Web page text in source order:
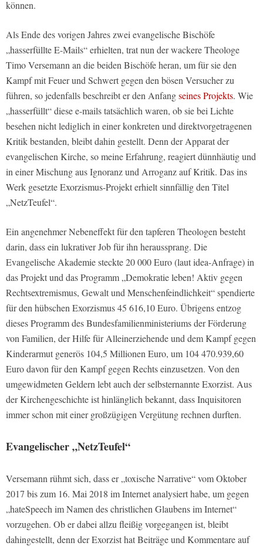
können.
Als Ende des vorigen Jahres zwei evangelische Bischöfe
„hasserfüllte E-Mails“ erhielten, trat nun der wackere Theologe
Timo Versemann an die beiden Bischöfe heran, um für sie den
Kampf mit Feuer und Schwert gegen den bösen Versucher zu
führen, so jedenfalls beschreibt er den Anfangseines Projekts. Wie
„hasserfüllt“ diese e-mails tatsächlich waren, ob sie bei Lichte
besehen nicht lediglich in einer konkreten und direktvorgetragenen
Kritik bestanden, bleibt dahin gestellt. Denn der Apparat der
evangelischen Kirche, so meine Erfahrung, reagiert dünnhäutig und
in einer Mischung aus Ignoranz und Arroganz auf Kritik. Das ins
Werk gesetzte Exorzismus-Projekt erhielt sinnfällig den Titel
„NetzTeufel“.
Ein angenehmer Nebeneffekt für den tapferen Theologen besteht
darin, dass ein lukrativer Job für ihn heraussprang. Die
Evangelische Akademie steckte 20 000 Euro (laut idea-Anfrage) in
das Projekt und das Programm „Demokratie leben! Aktiv gegen
Rechtsextremismus, Gewalt und Menschenfeindlichkeit“ spendierte
für den hübschen Exorzismus 45 616,10 Euro. Übrigens entzog
dieses Programm des Bundesfamilienministeriums der Förderung
von Familien, der Hilfe für Alleinerziehende und dem Kampf gegen
Kinderarmut generös 104,5 Millionen Euro, um 104 470.939,60
Euro davon für den Kampf gegen Rechts einzusetzen. Von den
umgewidmeten Geldern lebt auch der selbsternannte Exorzist. Aus
der Kirchengeschichte ist hinlänglich bekannt, dass Inquisitoren
immer schon mit einer großzügigen Vergütung rechnen durften.
Evangelischer „NetzTeufel“
Versemann rühmt sich, dass er „toxische Narrative“ vom Oktober
2017 bis zum 16. Mai 2018 im Internet analysiert habe, um gegen
„hateSpeech im Namen des christlichen Glaubens im Internet“
vorzugehen. Ob er dabei allzu fleißig vorgegangen ist, bleibt
dahingestellt, denn der Exorzist hat Beiträge und Kommentare auf